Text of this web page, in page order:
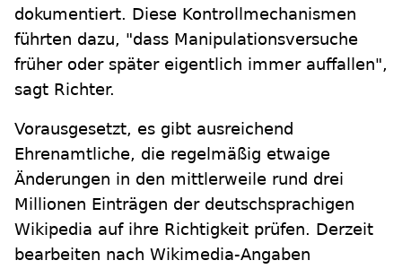
dokumentiert. Diese Kontrollmechanismen
führten dazu, "dass Manipulationsversuche
früher oder später eigentlich immer auffallen",
sagt Richter.
Vorausgesetzt, es gibt ausreichend
Ehrenamtliche, die regelmäßig etwaige
Änderungen in den mittlerweile rund drei
Millionen Einträgen der deutschsprachigen
Wikipedia auf ihre Richtigkeit prüfen. Derzeit
bearbeiten nach Wikimedia-Angaben